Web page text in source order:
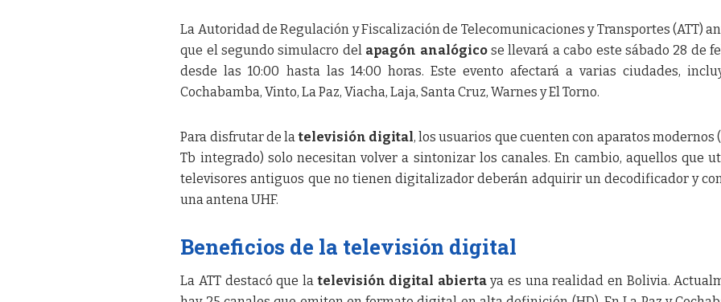
La Autoridad de Regulación y Fiscalización de Telecomunicaciones y Transportes (ATT)
que el segundo simulacro del apagón analógicose llevará a cabo este sábado 28 de
desde las 10:00 hasta las 14:00 horas. Este evento afectará a varias ciudades,
Cochabamba, Vinto, La Paz, Viacha, Laja, Santa Cruz, Warnes y El Torno.
Para disfrutar de latelevisión digital, los usuarios que cuenten con aparatos modernos
Tb integrado) solo necesitan volver a sintonizar los canales. En cambio, aquellos que
televisores antiguos que no tienen digitalizador deberán adquirir un decodificador y
una antena UHF.
Beneficios de la televisión digital
La ATT destacó que latelevisión digital abiertaya es una realidad en Bolivia.